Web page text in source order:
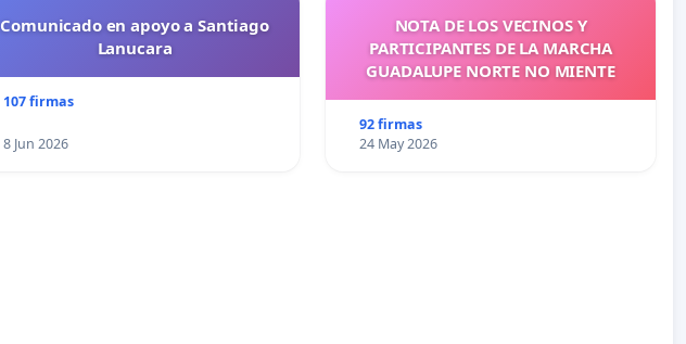
Comunicado en apoyo a Santiago
Lanucara
107 firmas
8 Jun 2026
NOTA DE LOS VECINOS Y
PARTICIPANTES DE LA MARCHA
GUADALUPE NORTE NO MIENTE
92 firmas
24 May 2026